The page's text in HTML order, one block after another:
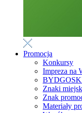
Promocja
Konkursy
Impreza na
Znaki
Znak
Materiały